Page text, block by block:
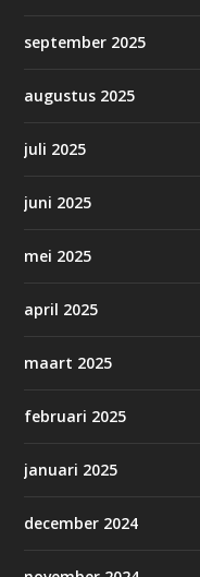
september 2025
augustus 2025
juli 2025
juni 2025
mei 2025
april 2025
maart 2025
februari 2025
januari 2025
december 2024